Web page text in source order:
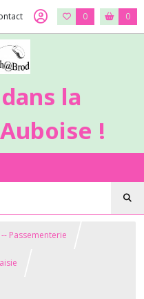
0 0
la
!
-- Passementerie